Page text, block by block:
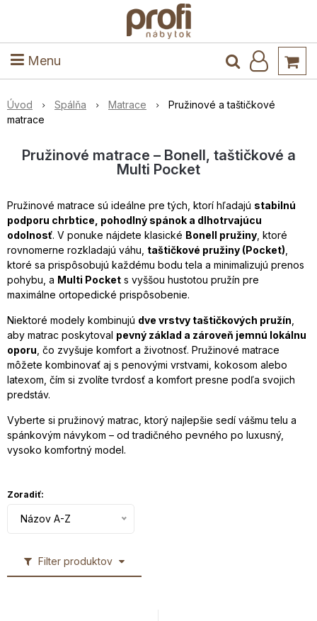
Menu
Kuchyňa a jedáleň
Úvod Spálňa Matrace
Pružinové a taštičkové
matrace
Pružinové matrace – Bonell, taštičkové a
Multi Pocket
Pružinové matrace sú ideálne pre tých, ktorí hľadajú stabilnú
podporu chrbtice, pohodlný spánok a dlhotrvajúcu
odolnosť. V ponuke nájdete klasické Bonell pružiny , ktoré
rovnomerne rozkladajú váhu, taštičkové pružiny (Pocket)
ktoré sa prispôsobujú každému bodu tela a minimalizujú prenos
pohybu, a Multi Pocket s vyššou hustotou pružín pre
maximálne ortopedické prispôsobenie.
Niektoré modely kombinujú dve vrstvy taštičkových pružín
aby matrac poskytoval pevný základ a zároveň jemnú lokálnu
oporu , čo zvyšuje komfort a životnosť. Pružinové matrace
môžete kombinovať aj s penovými vrstvami, kokosom alebo
latexom, čím si zvolíte tvrdosť a komfort presne podľa svojich
predstáv.
Vyberte si pružinový matrac, ktorý najlepšie sedí vášmu telu a
spánkovým návykom – od tradičného pevného po luxusný,
vysoko komfortný model.
Filter produktov
Zoradiť:
Názov A-Z